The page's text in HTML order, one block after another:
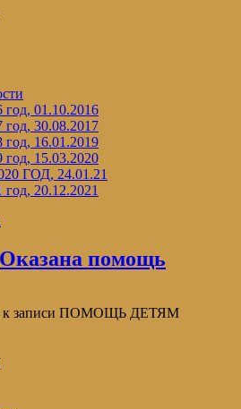
год, 01.10.2016
год, 30.08.2017
год, 16.01.2019
год, 15.03.2020
ГОД, 24.01.21
год, 20.12.2021
Оказана помощь
к записи ПОМОЩЬ ДЕТЯМ